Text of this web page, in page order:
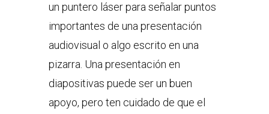
un puntero láser para señalar puntos
importantes de una presentación
audiovisual o algo escrito en una
pizarra. Una presentación en
diapositivas puede ser un buen
apoyo, pero ten cuidado de que el